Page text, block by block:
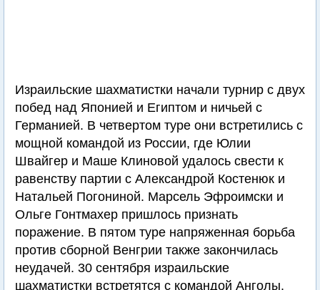
Израильские шахматистки начали турнир с двух
побед над Японией и Египтом и ничьей с
Германией. В четвертом туре они встретились с
мощной командой из России, где Юлии
Швайгер и Маше Клиновой удалось свести к
равенству партии с Александрой Костенюк и
Натальей Погониной. Марсель Эфроимски и
Ольге Гонтмахер пришлось признать
поражение. В пятом туре напряженная борьба
против сборной Венгрии также закончилась
неудачей. 30 сентября израильские
шахматистки встретятся с командой Анголы.